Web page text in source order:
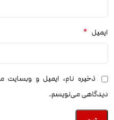
ایمیل *
ذخیره نام، ایمیل و وبسایت
دیدگاهی می‌نویسم.